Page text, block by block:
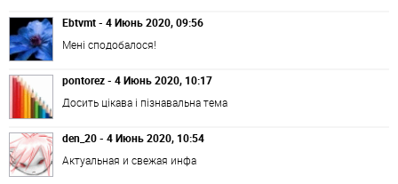
Ebtvmt - 4 Июнь 2020, 09:56
Мені сподобалося!
pontorez - 4 Июнь 2020, 10:17
Досить цікава і пізнавальна тема
den_20 - 4 Июнь 2020, 10:54
Актуальная и свежая инфа